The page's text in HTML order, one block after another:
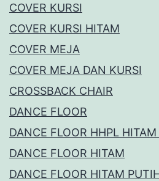
COVER KURSI
COVER KURSI HITAM
COVER MEJA
COVER MEJA DAN KURSI
CROSSBACK CHAIR
DANCE FLOOR
DANCE FLOOR HHPL
DANCE FLOOR HITAM
DANCE FLOOR HITAM